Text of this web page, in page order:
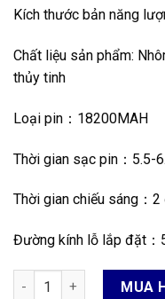
Kích thước bản năng
Chất liệu sản phẩm:
thủy tinh
Loại pin：18200MAH
Thời gian sạc pin：5.5-
Thời gian chiếu sáng：
Đường kính lỗ lắp đặt：
Đèn năng lượng mặt trời
MUA